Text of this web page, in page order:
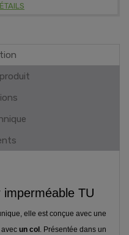
TU
elle est conçue avec une
avec un col. Présentée dans un